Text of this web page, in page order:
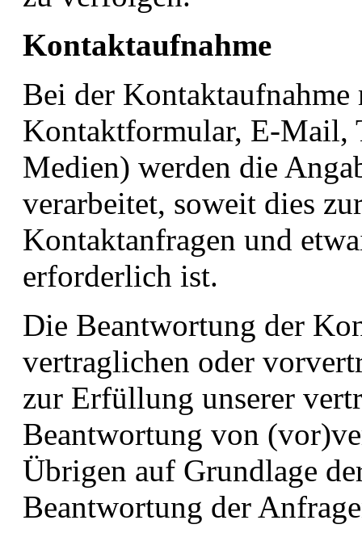
Kontaktaufnahme
Bei der
Kontaktformular, E-Mail,
Medien) werden die
verarbeitet, soweit dies
Kontaktanfragen und
erforderlich ist.
Die Beantwortung der
vertraglichen oder
zur Erfüllung unserer
Beantwortung von
Übrigen auf Grundlage
Beantwortung der